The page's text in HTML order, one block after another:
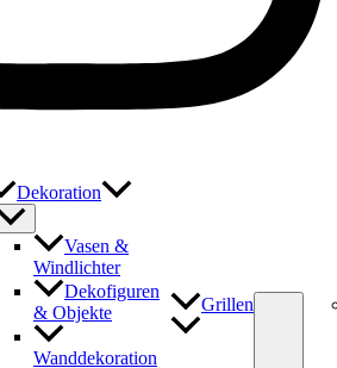
Dekoration
Vasen &
Windlichter
Dekofiguren
& Objekte
Wanddekoration
Grillen